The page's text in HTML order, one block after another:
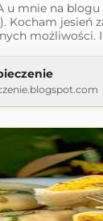
u mnie na
Kocham jesień
możliwości. I